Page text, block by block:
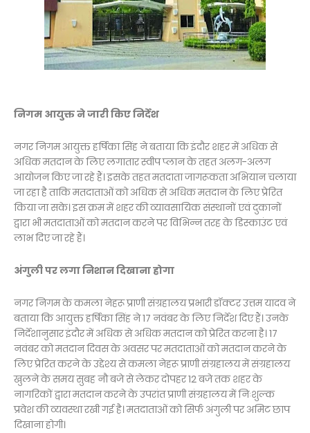
निगम आयुक्त ने जारी किए निर्देश
नगर निगम आयुक्त हर्षिका सिंह ने बताया कि इंदौर शहर में अधिक से
अधिक मतदान के लिए लगातार स्वीप प्लान के तहत अलग-अलग
आयोजन किए जा रहे हैं। इसके तहत मतदाता जागरूकता अभियान चलाया
जा रहा है ताकि मतदाताओं को अधिक से अधिक मतदान के लिए प्रेरित
किया जा सके। इस क्रम में शहर की व्यावसायिक संस्थानों एवं दुकानों
द्वारा भी मतदाताओं को मतदान करने पर विभिन्न तरह के डिस्काउंट एवं
लाभ दिए जा रहे हैं।
अंगुली पर लगा निशान दिखाना होगा
नगर निगम के कमला नेहरू प्राणी संग्रहालय प्रभारी डॉक्टर उत्तम यादव ने
बताया कि आयुक्त हर्षिका सिंह ने 17 नवंबर के लिए निर्देश दिए हैं। उनके
निर्देशानुसार इंदौर में अधिक से अधिक मतदान को प्रेरित करना है। 17
नवंबर को मतदान दिवस के अवसर पर मतदाताओं को मतदान करने के
लिए प्रेरित करने के उद्देश्य से कमला नेहरू प्राणी संग्रहालय में संग्रहालय
खुलने के समय सुबह नौ बजे से लेकर दोपहर 12 बजे तक शहर के
नागरिकों द्वारा मतदान करने के उपरांत प्राणी संग्रहालय में निःशुल्क
प्रवेश की व्यवस्था रखी गई है। मतदाताओं को सिर्फ अंगुली पर अमिट छाप
दिखाना होगी।